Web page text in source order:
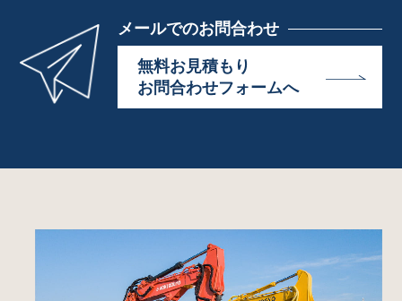
メールでのお問合わせ
無料お見積もり
お問合わせフォームへ